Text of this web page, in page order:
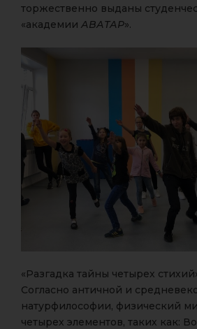
торжественно выданы
«академии АВАТАР».
«Разгадка тайны четырех
Согласно античной и
натурфилософии, физический
четырех элементов, таких как: